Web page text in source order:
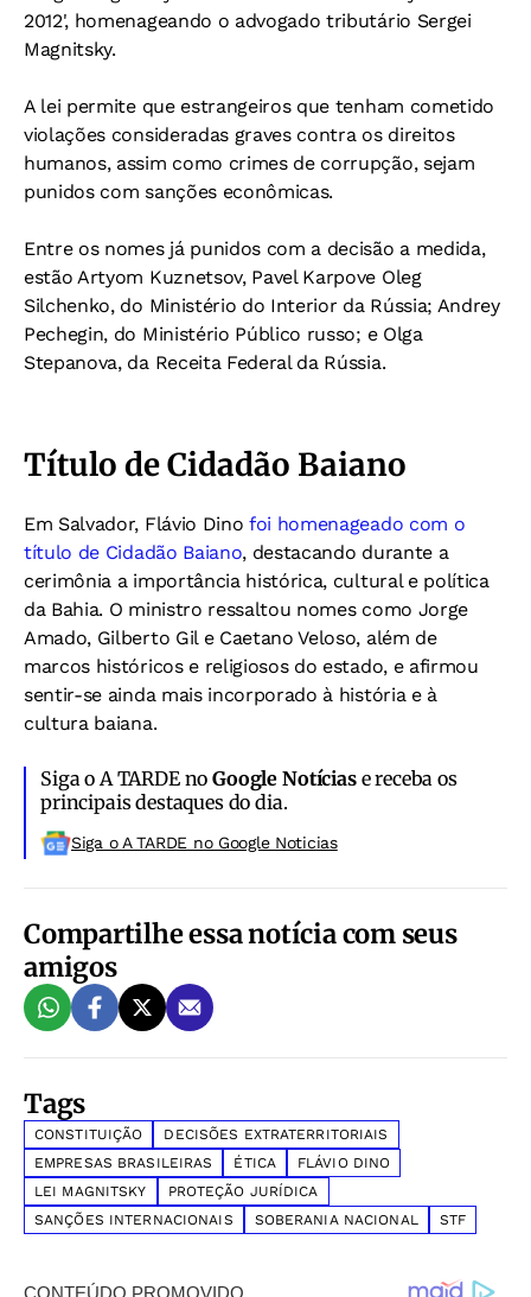
2012', homenageando o advogado tributário Sergei
Magnitsky.
A lei permite que estrangeiros que tenham cometido
violações consideradas graves contra os direitos
humanos, assim como crimes de corrupção, sejam
punidos com sanções econômicas.
Entre os nomes já punidos com a decisão a medida,
estão Artyom Kuznetsov, Pavel Karpove Oleg
Silchenko, do Ministério do Interior da Rússia; Andrey
Pechegin, do Ministério Público russo; e Olga
Stepanova, da Receita Federal da Rússia.
Título de Cidadão Baiano
Em Salvador, Flávio Dino foi homenageado com o
título de Cidadão Baiano, destacando durante a
cerimônia a importância histórica, cultural e política
da Bahia. O ministro ressaltou nomes como Jorge
Amado, Gilberto Gil e Caetano Veloso, além de
marcos históricos e religiosos do estado, e afirmou
sentir-se ainda mais incorporado à história e à
cultura baiana.
Siga o A TARDE noGoogle Notíciase receba os
principais destaques do dia.
Siga o A TARDE no Google Noticias
Compartilhe essa notícia com seus
amigos
Tags
CONSTITUIÇÃO
DECISÕES EXTRATERRITORIAIS
EMPRESAS BRASILEIRAS
ÉTICA
FLÁVIO DINO
LEI MAGNITSKY
PROTEÇÃO JURÍDICA
SANÇÕES INTERNACIONAIS
SOBERANIA NACIONAL STF